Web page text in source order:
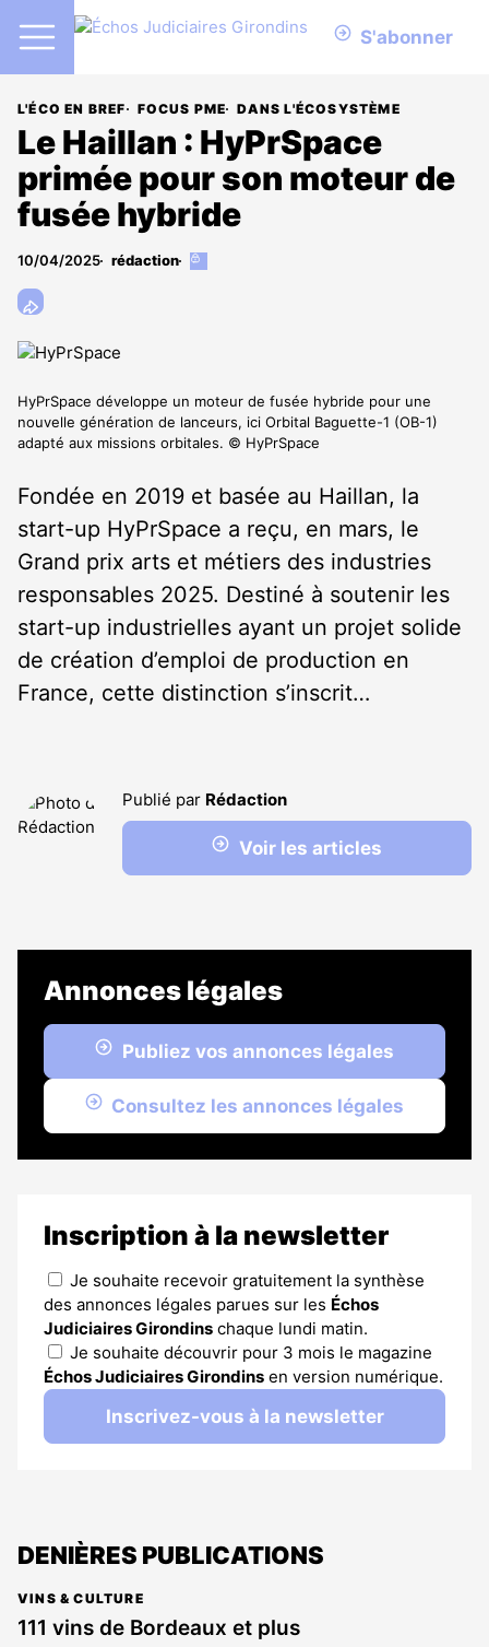
S'abonner
L'ÉCO EN BREF FOCUS PME DANS L'ÉCOSYSTÈME
Le Haillan : HyPrSpace
primée pour son moteur de
fusée hybride
10/04/2025 rédaction
Cet
HyPrSpace développe un moteur de fusée hybride pour une
nouvelle génération de lanceurs, ici Orbital Baguette-1 (OB-1)
adapté aux missions orbitales. © HyPrSpace
Fondée en 2019 et basée au Haillan, la
start-up HyPrSpace a reçu, en mars, le
Grand prix arts et métiers des industries
responsables 2025. Destiné à soutenir les
start-up industrielles ayant un projet solide
de création d’emploi de production en
France, cette distinction s’inscrit…
Publié par Rédaction
Voir les articles
Annonces légales
Publiez vos annonces légales
Consultez les annonces légales
Inscription à la newsletter
Je souhaite recevoir gratuitement la synthèse
des annonces légales parues sur les Échos
Judiciaires Girondins chaque lundi matin.
Je souhaite découvrir pour 3 mois le magazine
Échos Judiciaires Girondins en version numérique.
Inscrivez-vous à la newsletter
DENIÈRES PUBLICATIONS
VINS & CULTURE
111 vins de Bordeaux et plus